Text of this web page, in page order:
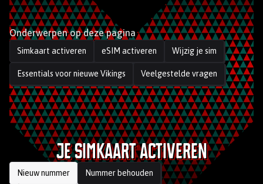
Onderwerpen op deze pagina
Simkaart activeren eSIM activeren Wijzig je sim
Essentials voor nieuwe Vikings Veelgestelde vragen
Je simkaart activeren
Nieuw nummer Nummer behouden